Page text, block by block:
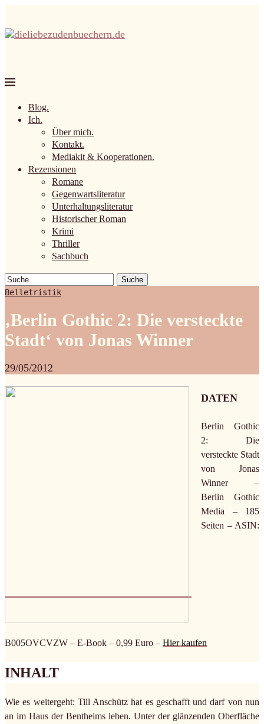
Blog.
Ich.
Über mich.
Kontakt.
Mediakit & Kooperationen.
Rezensionen
Romane
Gegenwartsliteratur
Unterhaltungsliteratur
Historischer Roman
Krimi
Thriller
Sachbuch
Suche
Belletristik
‚Berlin Gothic 2: Die versteckte
Stadt‘ von Jonas Winner
29/05/2012
DATEN
Berlin Gothic
2: Die
versteckte Stadt
von Jonas
Winner –
Berlin Gothic
Media – 185
Seiten – ASIN:
B005OVCVZW – E-Book – 0,99 Euro – Hier kaufen
INHALT
Wie es weitergeht: Till Anschütz hat es geschafft und darf von nun
an im Haus der Bentheims leben. Unter der glänzenden Oberfläche